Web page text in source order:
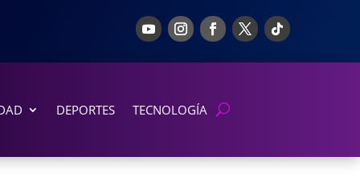
DEPORTES TECNOLOGÍA